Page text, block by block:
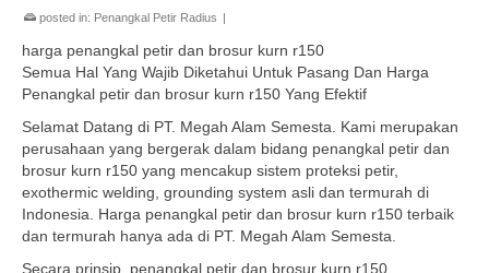
posted in: Penangkal Petir Radius |
harga penangkal petir dan brosur kurn r150
Semua Hal Yang Wajib Diketahui Untuk Pasang Dan Harga
Penangkal petir dan brosur kurn r150 Yang Efektif
Selamat Datang di PT. Megah Alam Semesta. Kami merupakan
perusahaan yang bergerak dalam bidang penangkal petir dan
brosur kurn r150 yang mencakup sistem proteksi petir,
exothermic welding, grounding system asli dan termurah di
Indonesia. Harga penangkal petir dan brosur kurn r150 terbaik
dan termurah hanya ada di PT. Megah Alam Semesta.
Secara prinsip, penangkal petir dan brosur kurn r150